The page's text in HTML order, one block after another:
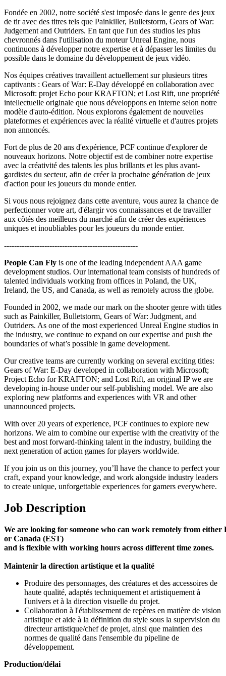
Fondée en 2002, notre société s'est imposée dans le genre des jeux
de tir avec des titres tels que Painkiller, Bulletstorm, Gears of War:
Judgement and Outriders. En tant que l'un des studios les plus
chevronnés dans l'utilisation du moteur Unreal Engine, nous
continuons à développer notre expertise et à dépasser les limites du
possible dans le domaine du développement de jeux vidéo.
Nos équipes créatives travaillent actuellement sur plusieurs titres
captivants : Gears of War: E-Day développé en collaboration avec
Microsoft: projet Echo pour KRAFTON; et Lost Rift, une propriété
intellectuelle originale que nous développons en interne selon notre
modèle d'auto-édition. Nous explorons également de nouvelles
plateformes et expériences avec la réalité virtuelle et d'autres projets
non annoncés.
Fort de plus de 20 ans d'expérience, PCF continue d'explorer de
nouveaux horizons. Notre objectif est de combiner notre expertise
avec la créativité des talents les plus brillants et les plus avant-
gardistes du secteur, afin de créer la prochaine génération de jeux
d'action pour les joueurs du monde entier.
Si vous nous rejoignez dans cette aventure, vous aurez la chance de
perfectionner votre art, d'élargir vos connaissances et de travailler
aux côtés des meilleurs du marché afin de créer des expériences
uniques et inoubliables pour les joueurs du monde entier.
-----------------------------------------------------
People Can Fly is one of the leading independent AAA game
development studios. Our international team consists of hundreds of
talented individuals working from offices in Poland, the UK,
Ireland, the US, and Canada, as well as remotely across the globe.
Founded in 2002, we made our mark on the shooter genre with titles
such as Painkiller, Bulletstorm, Gears of War: Judgment, and
Outriders. As one of the most experienced Unreal Engine studios in
the industry, we continue to expand on our expertise and push the
boundaries of what’s possible in game development.
Our creative teams are currently working on several exciting titles:
Gears of War: E-Day developed in collaboration with Microsoft;
Project Echo for KRAFTON; and Lost Rift, an original IP we are
developing in-house under our self-publishing model. We are also
exploring new platforms and experiences with VR and other
unannounced projects.
With over 20 years of experience, PCF continues to explore new
horizons. We aim to combine our expertise with the creativity of the
best and most forward-thinking talent in the industry, building the
next generation of action games for players worldwide.
If you join us on this journey, you’ll have the chance to perfect your
craft, expand your knowledge, and work alongside industry leaders
to create unique, unforgettable experiences for gamers everywhere.
Job Description
We are looking for someone who can work remotely from either
or Canada (EST)
and is flexible with working hours across different time zones.
Maintenir la direction artistique et la qualité
Produire des personnages, des créatures et des accessoires de
haute qualité, adaptés techniquement et artistiquement à
l'univers et à la direction visuelle du projet.
Collaboration à l'établissement de repères en matière de vision
artistique et aide à la définition du style sous la supervision du
directeur artistique/chef de projet, ainsi que maintien des
normes de qualité dans l'ensemble du pipeline de
développement.
Production/délai